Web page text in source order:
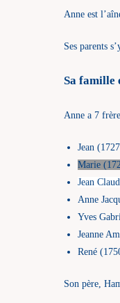
Anne est
Ses parents
Sa famille
Anne a 7
Jean
Marie
Jean
Anne
Yves
Jeanne
René
Son père,